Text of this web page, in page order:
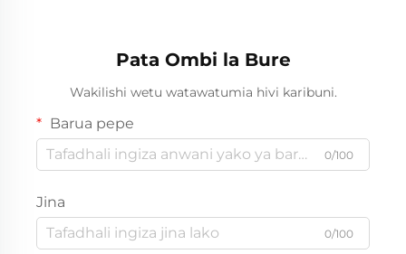
Pata Ombi la Bure
Wakilishi wetu watawatumia hivi karibuni.
Barua pepe
0/100
Jina
0/100